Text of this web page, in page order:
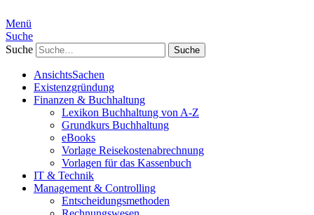
Menü
Suche
Suche
AnsichtsSachen
Existenzgründung
Finanzen & Buchhaltung
Lexikon Buchhaltung von A-Z
Grundkurs Buchhaltung
eBooks
Vorlage Reisekostenabrechnung
Vorlagen für das Kassenbuch
IT & Technik
Management & Controlling
Entscheidungsmethoden